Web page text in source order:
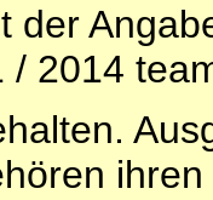
der
2014